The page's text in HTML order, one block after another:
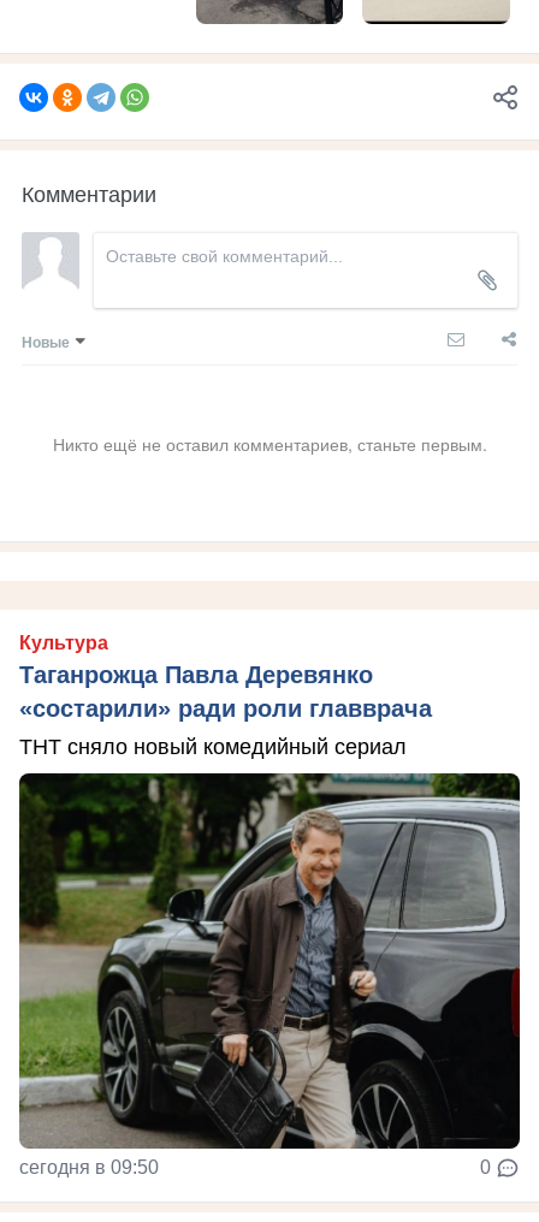
Комментарии
Новые
Никто ещё не оставил комментариев, станьте первым.
Культура
Таганрожца Павла Деревянко
«состарили» ради роли главврача
ТНТ сняло новый комедийный сериал
сегодня в 09:50 0